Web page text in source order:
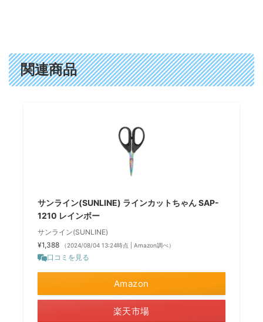
関連商品
サンライン(SUNLINE) ラインカットちゃん SAP-
1210 レインボー
サンライン(SUNLINE)
¥1,388
（2024/08/04 13:24時点 | Amazon調べ）
口コミを見る
Amazon
楽天市場